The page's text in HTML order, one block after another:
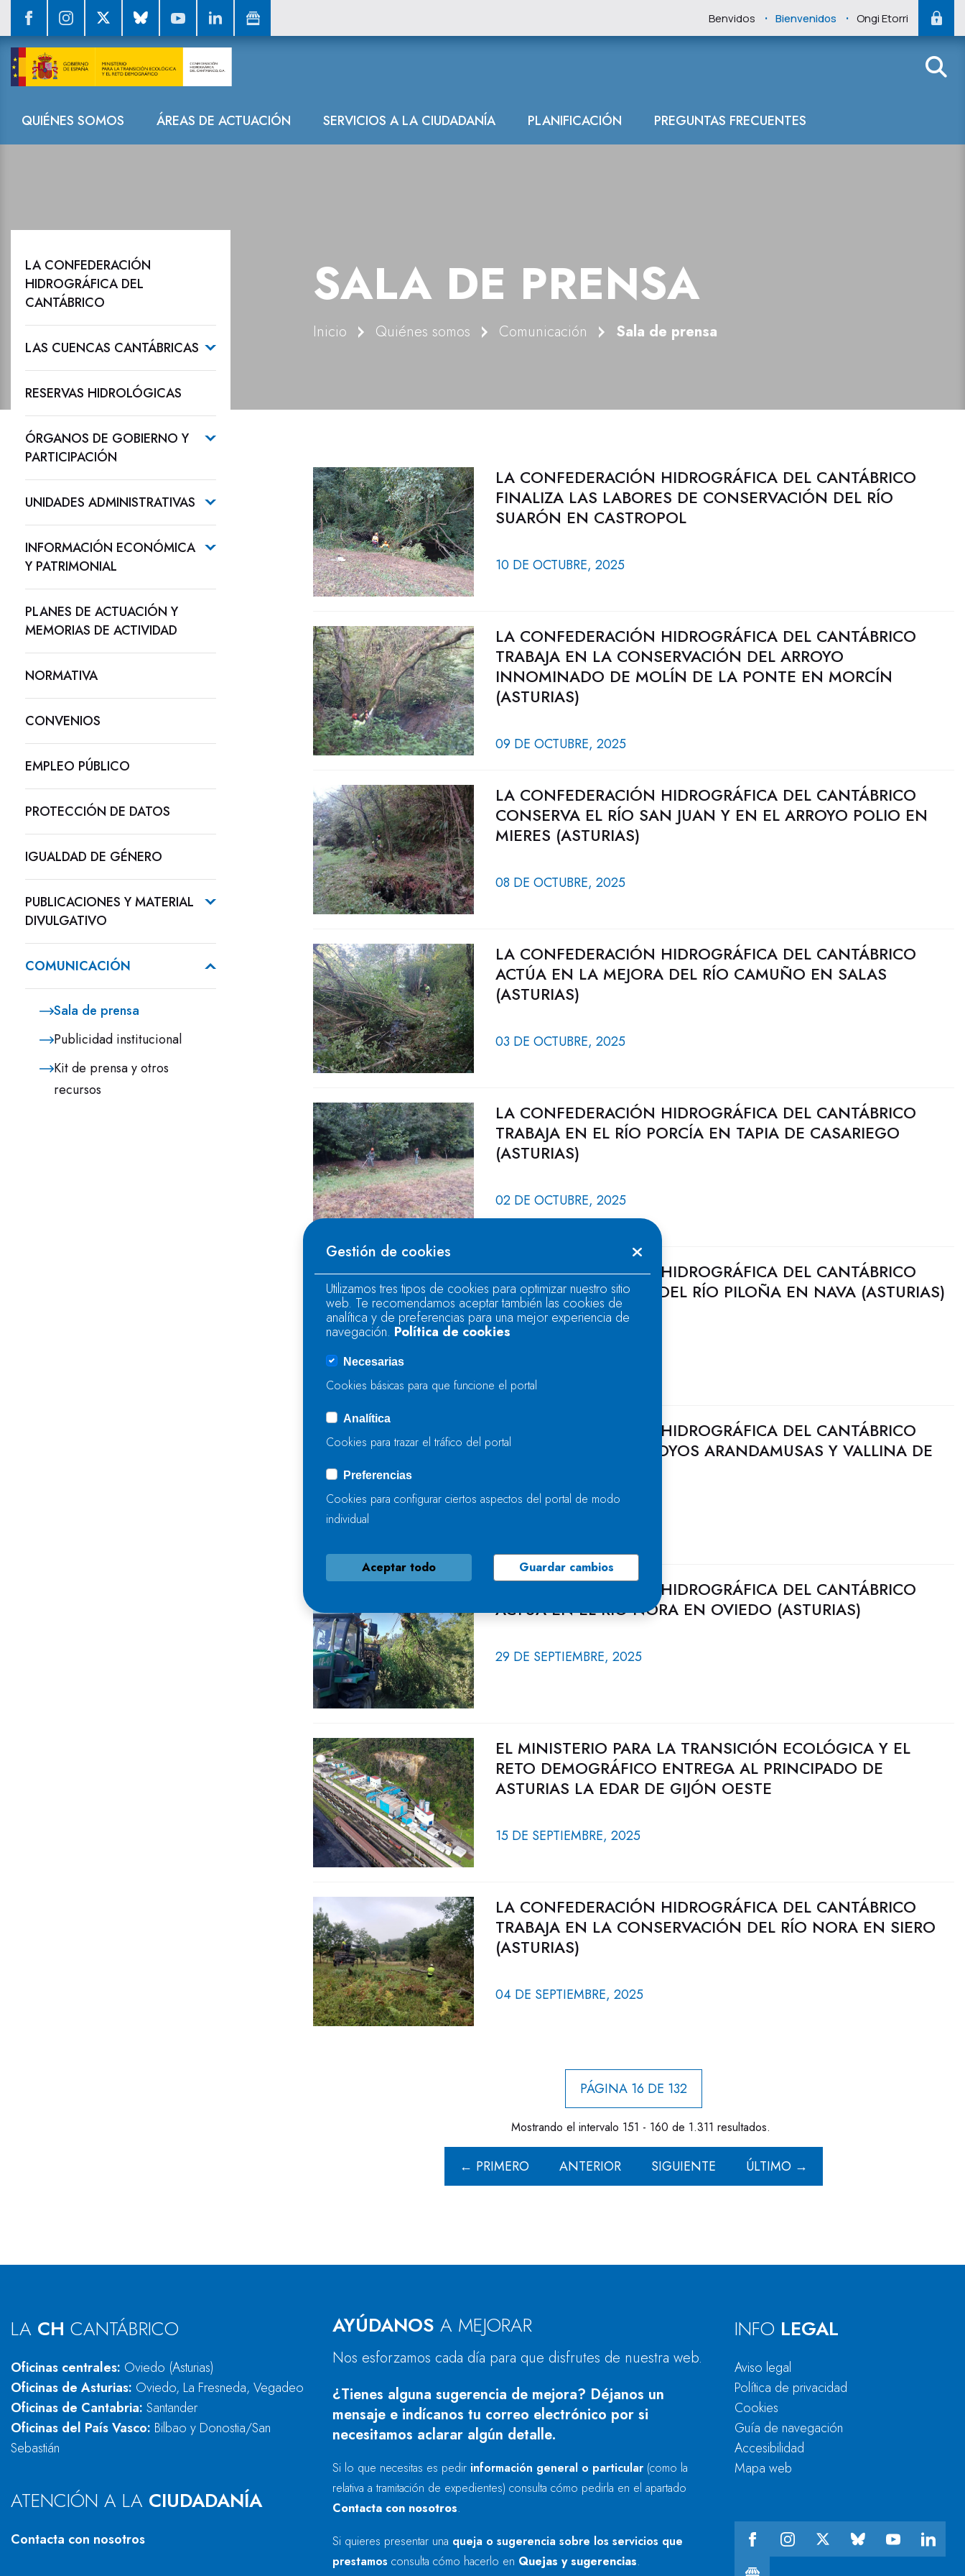
Benvidos . Bienvenidos . Ongi Etorri
Navegación
QUIÉNES SOMOS ÁREAS DE ACTUACIÓN SERVICIOS A LA CIUDADANÍA PLANIFICACIÓN PREGUNTAS FRECUENTES
Sala de prensa
SALA DE PRENSA
Inicio Quiénes somos Comunicación Sala de prensa
LA CONFEDERACIÓN
HIDROGRÁFICA DEL
CANTÁBRICO
LAS CUENCAS CANTÁBRICAS
RESERVAS HIDROLÓGICAS
ÓRGANOS DE GOBIERNO Y
PARTICIPACIÓN
UNIDADES ADMINISTRATIVAS
INFORMACIÓN ECONÓMICA
Y PATRIMONIAL
PLANES DE ACTUACIÓN Y
MEMORIAS DE ACTIVIDAD
NORMATIVA
CONVENIOS
EMPLEO PÚBLICO
PROTECCIÓN DE DATOS
IGUALDAD DE GÉNERO
PUBLICACIONES Y MATERIAL
DIVULGATIVO
COMUNICACIÓN
Sala de prensa
Publicidad institucional
Kit de prensa y otros
recursos
LA CONFEDERACIÓN HIDROGRÁFICA DEL CANTÁBRICO
FINALIZA LAS LABORES DE CONSERVACIÓN DEL RÍO
SUARÓN EN CASTROPOL
10 DE OCTUBRE, 2025
LA CONFEDERACIÓN HIDROGRÁFICA DEL CANTÁBRICO
TRABAJA EN LA CONSERVACIÓN DEL ARROYO
INNOMINADO DE MOLÍN DE LA PONTE EN MORCÍN
(ASTURIAS)
09 DE OCTUBRE, 2025
LA CONFEDERACIÓN HIDROGRÁFICA DEL CANTÁBRICO
CONSERVA EL RÍO SAN JUAN Y EN EL ARROYO POLIO EN
MIERES (ASTURIAS)
08 DE OCTUBRE, 2025
LA CONFEDERACIÓN HIDROGRÁFICA DEL CANTÁBRICO
ACTÚA EN LA MEJORA DEL RÍO CAMUÑO EN SALAS
(ASTURIAS)
03 DE OCTUBRE, 2025
LA CONFEDERACIÓN HIDROGRÁFICA DEL CANTÁBRICO
TRABAJA EN EL RÍO PORCÍA EN TAPIA DE CASARIEGO
(ASTURIAS)
02 DE OCTUBRE, 2025
LA CONFEDERACIÓN HIDROGRÁFICA DEL CANTÁBRICO
FINALIZA LA MEJORA DEL RÍO PILOÑA EN NAVA (ASTURIAS)
01 DE OCTUBRE, 2025
LA CONFEDERACIÓN HIDROGRÁFICA DEL CANTÁBRICO
TRABAJA EN LOS ARROYOS ARANDAMUSAS Y VALLINA DE
LA CONFEDERACIÓN HIDROGRÁFICA DEL CANTÁBRICO
ACTÚA EN EL RÍO NORA EN OVIEDO (ASTURIAS)
29 DE SEPTIEMBRE, 2025
EL MINISTERIO PARA LA TRANSICIÓN ECOLÓGICA Y EL
RETO DEMOGRÁFICO ENTREGA AL PRINCIPADO DE
ASTURIAS LA EDAR DE GIJÓN OESTE
15 DE SEPTIEMBRE, 2025
LA CONFEDERACIÓN HIDROGRÁFICA DEL CANTÁBRICO
TRABAJA EN LA CONSERVACIÓN DEL RÍO NORA EN SIERO
(ASTURIAS)
04 DE SEPTIEMBRE, 2025
PÁGINA 16 DE 132
Mostrando el intervalo 151 - 160 de 1.311 resultados.
← PRIMERO ANTERIOR SIGUIENTE ÚLTIMO →
LA CH CANTÁBRICO
Oficinas centrales: Oviedo (Asturias)
Oficinas de Asturias: Oviedo, La Fresneda, Vegadeo
Oficinas de Cantabria: Santander
Oficinas del País Vasco: Bilbao y Donostia/San
Sebastián
ATENCIÓN A LA CIUDADANÍA
Contacta con nosotros
AYÚDANOS A MEJORAR
Nos esforzamos cada día para que disfrutes de nuestra web.
¿Tienes alguna sugerencia de mejora? Déjanos un
mensaje e indícanos tu correo electrónico por si
necesitamos aclarar algún detalle.
Si lo que necesitas es pedir información general o particular (como la
relativa a tramitación de expedientes) consulta cómo pedirla en el apartado
Contacta con nosotros.
Si quieres presentar una queja o sugerencia sobre los servicios que
prestamos consulta cómo hacerlo en Quejas y sugerencias.
INFO LEGAL
Aviso legal
Política de privacidad
Cookies
Guía de navegación
Accesibilidad
Mapa web
Gestión de cookies
Utilizamos tres tipos de cookies para optimizar nuestro sitio
web. Te recomendamos aceptar también las cookies de
analítica y de preferencias para una mejor experiencia de
navegación. Política de cookies
Necesarias
Cookies básicas para que funcione el portal
Analítica
Cookies para trazar el tráfico del portal
Preferencias
Cookies para configurar ciertos aspectos del portal de modo
individual
Aceptar todo Guardar cambios